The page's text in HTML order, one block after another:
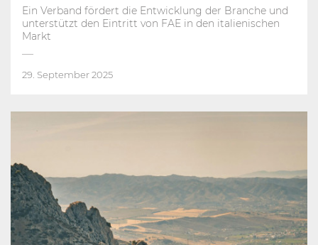
Ein Verband fördert die Entwicklung der Branche und
unterstützt den Eintritt von FAE in den italienischen
Markt
29. September 2025